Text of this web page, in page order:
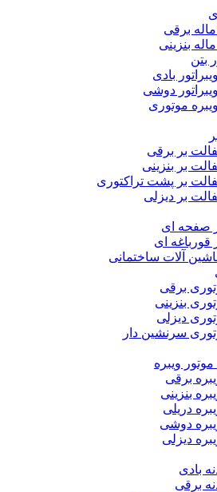
برقی
بنزینی
بتن
بادی
دوشی
موتوری
بر برقی
بر بنزینی
بر پشت تراکتوری
بر دیزلی
صفحه ای
قورباغه ای
آلات ساختمانی
برقی
بنزینی
دیزلی
سرنشین دار
موتور ویبره
برقی
بنزینی
دریلی
دوشی
دیزلی
بادی
برقی